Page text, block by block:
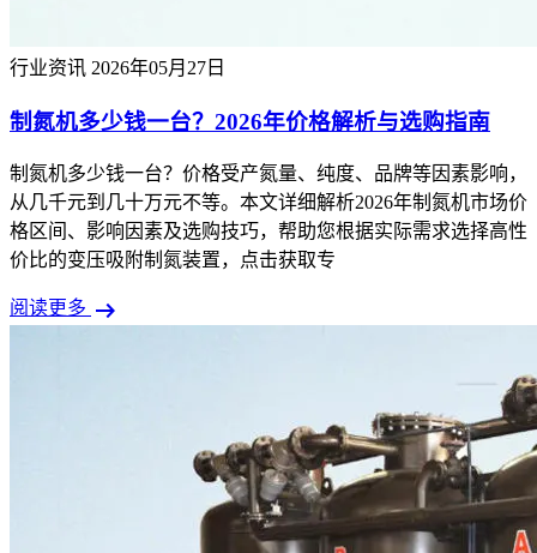
行业资讯 2026年05月27日
制氮机多少钱一台？2026年价格解析与选购指南
制氮机多少钱一台？价格受产氮量、纯度、品牌等因素影响，
从几千元到几十万元不等。本文详细解析2026年制氮机市场价
格区间、影响因素及选购技巧，帮助您根据实际需求选择高性
价比的变压吸附制氮装置，点击获取专
阅读更多 arrow_right_alt